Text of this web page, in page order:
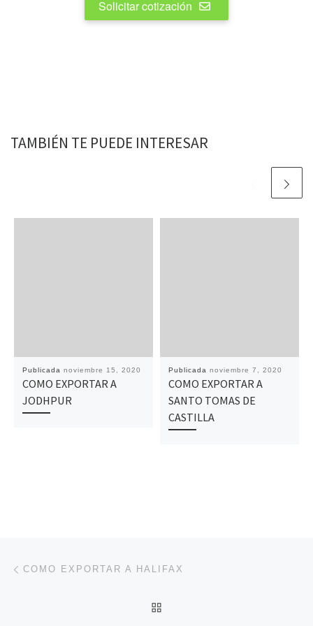
Solicitar cotización
TAMBIÉN TE PUEDE INTERESAR
Publicada noviembre 15, 2020
COMO EXPORTAR A
JODHPUR
Publicada noviembre 7, 2020
COMO EXPORTAR A
SANTO TOMAS DE
CASTILLA
Navegación de entradas
COMO EXPORTAR A HALIFAX